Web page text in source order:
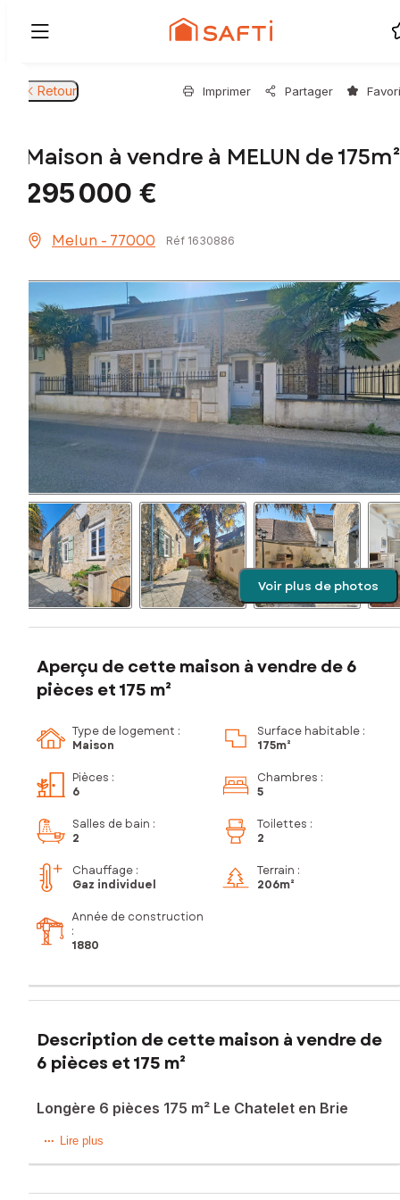
Retour Imprimer Partager
Maison à vendre à MELUN de 175m²
295 000 €
Melun - 77000 Réf 1630886
Voir plus de photos
Aperçu de cette maison à vendre de 6
pièces et 175 m²
Type de logement :
Maison
Surface habitable :
175m²
Pièces :
6
Chambres :
5
Salles de bain :
2
Toilettes :
2
Chauffage :
Gaz individuel
Terrain :
206m²
Année de construction
:
1880
Description de cette maison à vendre de
6 pièces et 175 m²
Longère 6 pièces 175 m² Le Chatelet en Brie
Vincent Villain vous propose sur la commune du Chatelet en
cette jolie longère qui saura vous séduire par ses beaux
Lire plus